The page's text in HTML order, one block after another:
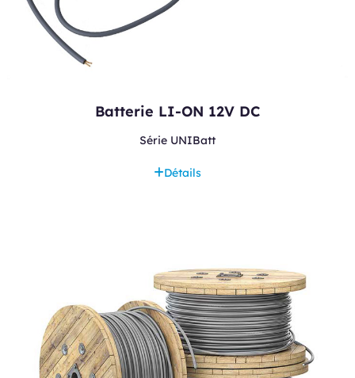
Batterie LI-ON 12V DC
Série UNIBatt
Détails